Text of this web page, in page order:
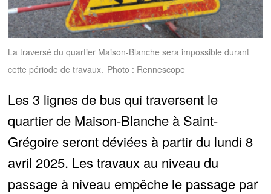
La traversé du quartier Maison-Blanche sera impossible durant
cette période de travaux. Photo : Rennescope
Les 3 lignes de bus qui traversent le
quartier de Maison-Blanche à Saint-
Grégoire seront déviées à partir du lundi 8
avril 2025. Les travaux au niveau du
passage à niveau empêche le passage par